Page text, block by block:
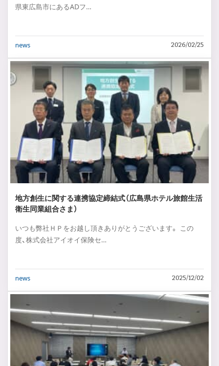
県東広島市にあるADフ…
news 2026/02/25
地方創生に関する連携協定締結式（広島県ホテル旅館生活
衛生同業組合さま）
いつも弊社ＨＰをお越し頂きありがとうございます。 この
度、株式会社アイオイ保険セ…
news 2025/12/02